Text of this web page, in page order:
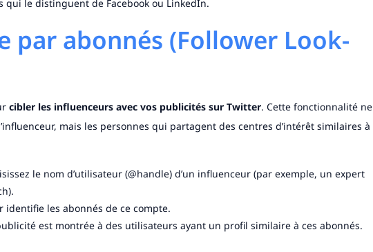
le distinguent de Facebook ou LinkedIn.
par abonnés (Follower Look-
cibler les influenceurs avec vos publicités sur Twitter. Cette fonctionnalité ne
mais les personnes qui partagent des centres d’intérêt similaires à
le nom d’utilisateur (@handle) d’un influenceur (par exemple, un expert
identifie les abonnés de ce compte.
est montrée à des utilisateurs ayant un profil similaire à ces abonnés.